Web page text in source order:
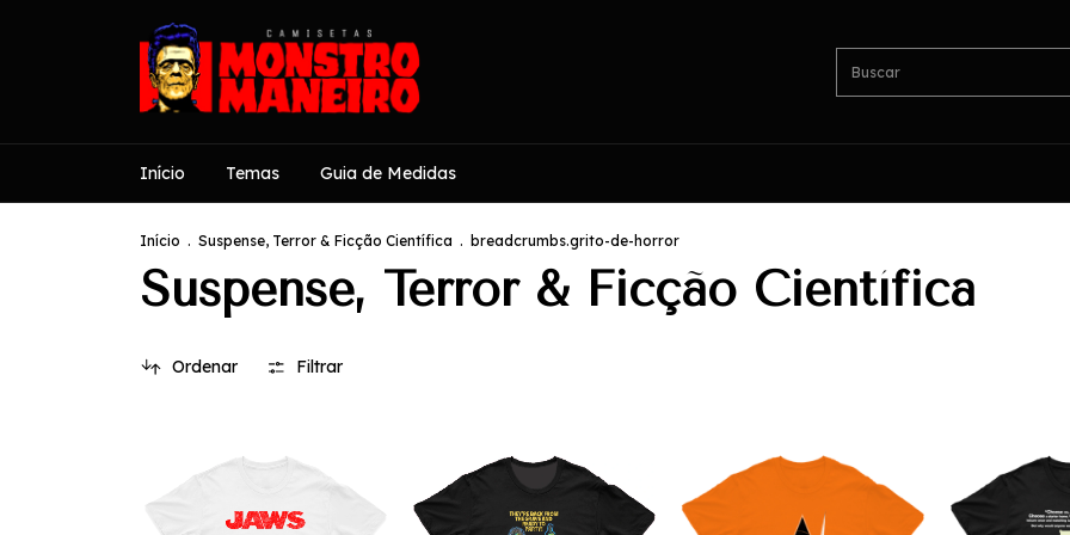
Início Temas Guia de Medidas
Início . Suspense, Terror & Ficção Científica . breadcrumbs.grito-de-horror
Suspense, Terror & Ficção Científica
Ordenar Filtrar